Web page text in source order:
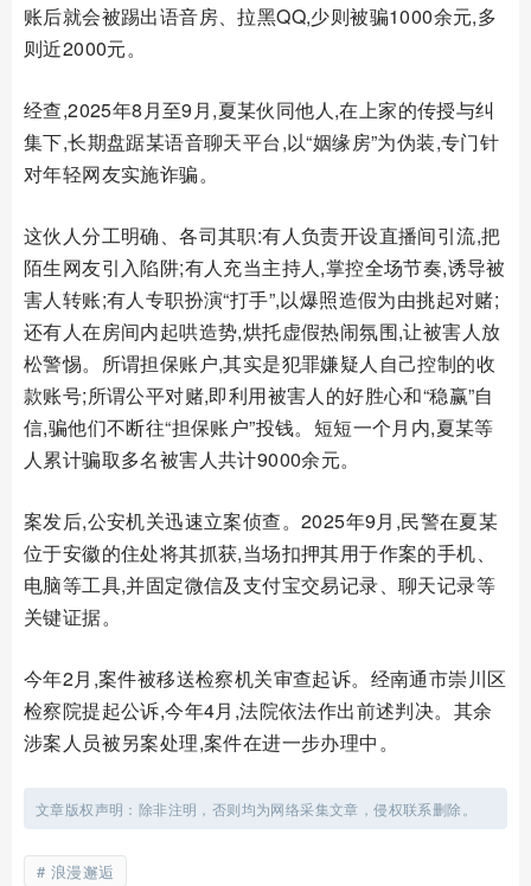
账后就会被踢出语音房、拉黑QQ,少则被骗1000余元,多
则近2000元。
经查,2025年8月至9月,夏某伙同他人,在上家的传授与纠
集下,长期盘踞某语音聊天平台,以“姻缘房”为伪装,专门针
对年轻网友实施诈骗。
这伙人分工明确、各司其职:有人负责开设直播间引流,把
陌生网友引入陷阱;有人充当主持人,掌控全场节奏,诱导被
害人转账;有人专职扮演“打手”,以爆照造假为由挑起对赌;
还有人在房间内起哄造势,烘托虚假热闹氛围,让被害人放
松警惕。所谓担保账户,其实是犯罪嫌疑人自己控制的收
款账号;所谓公平对赌,即利用被害人的好胜心和“稳赢”自
信,骗他们不断往“担保账户”投钱。短短一个月内,夏某等
人累计骗取多名被害人共计9000余元。
案发后,公安机关迅速立案侦查。2025年9月,民警在夏某
位于安徽的住处将其抓获,当场扣押其用于作案的手机、
电脑等工具,并固定微信及支付宝交易记录、聊天记录等
关键证据。
今年2月,案件被移送检察机关审查起诉。经南通市崇川区
检察院提起公诉,今年4月,法院依法作出前述判决。其余
涉案人员被另案处理,案件在进一步办理中。
文章版权声明：除非注明，否则均为网络采集文章，侵权联系删除。
浪漫邂逅